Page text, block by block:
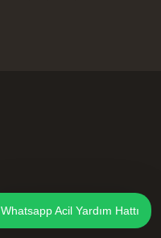
Whatsapp Acil Yardım Hattı